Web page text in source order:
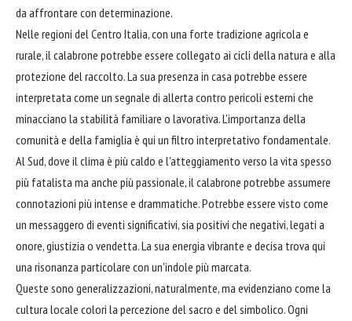
da affrontare con determinazione.
Nelle regioni del Centro Italia, con una forte tradizione agricola e
rurale, il calabrone potrebbe essere collegato ai cicli della natura e alla
protezione del raccolto. La sua presenza in casa potrebbe essere
interpretata come un segnale di allerta contro pericoli esterni che
minacciano la stabilità familiare o lavorativa. L'importanza della
comunità e della famiglia è qui un filtro interpretativo fondamentale.
Al Sud, dove il clima è più caldo e l'atteggiamento verso la vita spesso
più fatalista ma anche più passionale, il calabrone potrebbe assumere
connotazioni più intense e drammatiche. Potrebbe essere visto come
un messaggero di eventi significativi, sia positivi che negativi, legati a
onore, giustizia o vendetta. La sua energia vibrante e decisa trova qui
una risonanza particolare con un'indole più marcata.
Queste sono generalizzazioni, naturalmente, ma evidenziano come la
cultura locale colori la percezione del sacro e del simbolico. Ogni